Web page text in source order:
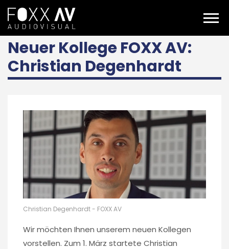
DE Über uns
Christian Degenhardt
Neuer Kollege FOXX AV:
Christian Degenhardt
Christian Degenhardt - FOXX AV
Wir möchten Ihnen unserem neuen Kollegen
vorstellen. Zum 1. März startete Christian